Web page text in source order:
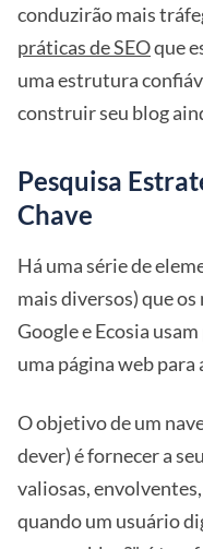
conduzirão mais
práticas de SEOque
uma estrutura
construir seu blog
Pesquisa
Chave
Há uma série de
mais diversos) que
Google e Ecosia
uma página web para
O objetivo de um
dever) é fornecer a
valiosas,
quando um usuário